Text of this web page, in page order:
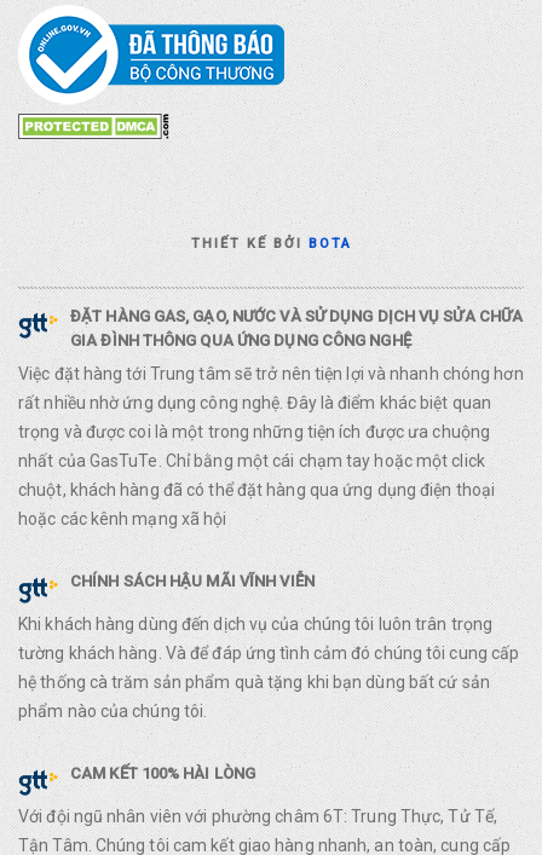
THIẾT KẾ BỞIBOTA
ĐẶT HÀNG GAS, GẠO, NƯỚC VÀ SỬ DỤNG DỊCH VỤ SỬA CHỮA
GIA ĐÌNH THÔNG QUA ỨNG DỤNG CÔNG NGHỆ
Việc đặt hàng tới Trung tâm sẽ trở nên tiện lợi và nhanh chóng hơn
rất nhiều nhờ ứng dụng công nghệ. Đây là điểm khác biệt quan
trọng và được coi là một trong những tiện ích được ưa chuộng
nhất của GasTuTe. Chỉ bằng một cái chạm tay hoặc một click
chuột, khách hàng đã có thể đặt hàng qua ứng dụng điện thoại
hoặc các kênh mạng xã hội
CHÍNH SÁCH HẬU MÃI VĨNH VIỄN
Khi khách hàng dùng đến dịch vụ của chúng tôi luôn trân trọng
tường khách hàng. Và để đáp ứng tình cảm đó chúng tôi cung cấp
hệ thống cà trăm sản phẩm quà tặng khi bạn dùng bất cứ sản
phẩm nào của chúng tôi.
CAM KẾT 100% HÀI LÒNG
Với đội ngũ nhân viên với phường châm 6T: Trung Thực, Tử Tế,
Tận Tâm. Chúng tôi cam kết giao hàng nhanh, an toàn, cung cấp